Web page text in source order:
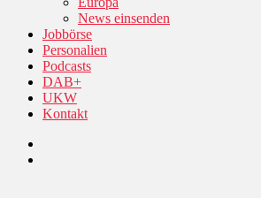
News einsenden
Jobbörse
Personalien
Podcasts
DAB+
UKW
Kontakt